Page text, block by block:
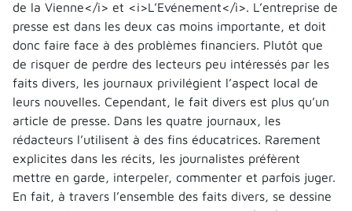
de la Vienne</i> et <i>L’Evénement</i>. L’entreprise de
presse est dans les deux cas moins importante, et doit
donc faire face à des problèmes financiers. Plutôt que
de risquer de perdre des lecteurs peu intéressés par les
faits divers, les journaux privilégient l’aspect local de
leurs nouvelles. Cependant, le fait divers est plus qu’un
article de presse. Dans les quatre journaux, les
rédacteurs l’utilisent à des fins éducatrices. Rarement
explicites dans les récits, les journalistes préfèrent
mettre en garde, interpeler, commenter et parfois juger.
En fait, à travers l’ensemble des faits divers, se dessine